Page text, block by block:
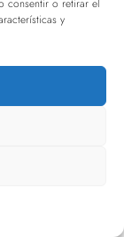
consentir o retirar el
y